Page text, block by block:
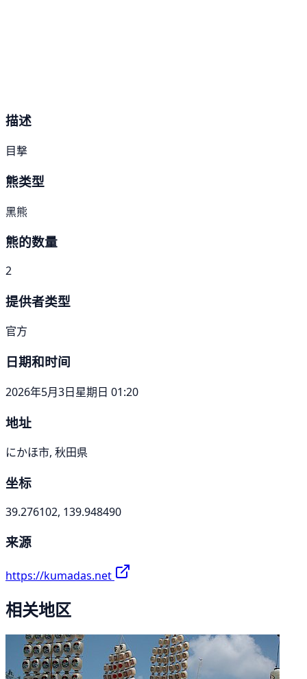
描述
目撃
熊类型
黑熊
熊的数量
2
提供者类型
官方
日期和时间
2026年5月3日星期日 01:20
地址
にかほ市, 秋田県
坐标
39.276102, 139.948490
来源
https://kumadas.net
相关地区